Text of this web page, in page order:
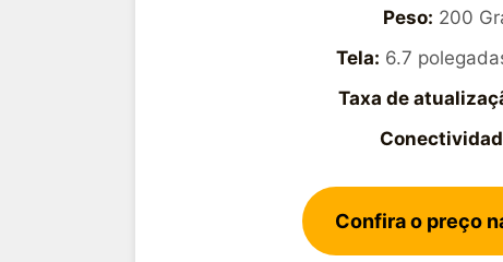
Peso: 200
Tela: 6.7
Taxa de
Confira o preço